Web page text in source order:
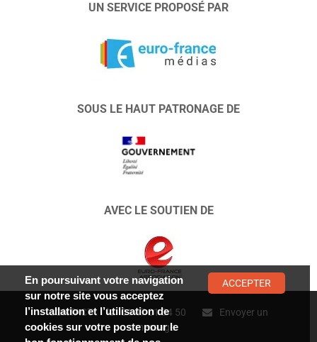
UN SERVICE PROPOSÉ PAR
SOUS LE HAUT PATRONAGE DE
AVEC LE SOUTIEN DE
CONTACT : 01 47 01 34 50
Envoyer un
message
En poursuivant votre navigation
sur notre site vous acceptez
l’installation et l’utilisation de
cookies sur votre poste pour le
ACCEPTER